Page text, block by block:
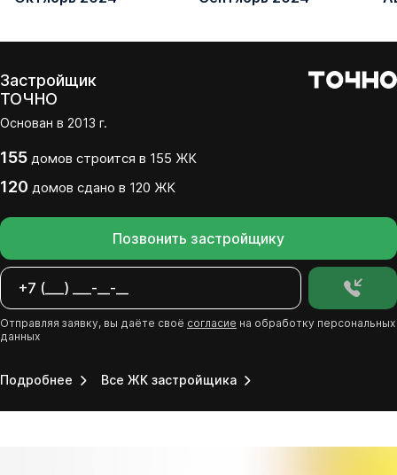
Застройщик
ТОЧНО
Основан в 2013 г.
155 домов строится в 155 ЖК
120 домов сдано в 120 ЖК
Позвонить застройщику
Отправляя заявку, вы даёте своё согласие на обработку персональных
данных
Подробнее Все ЖК застройщика